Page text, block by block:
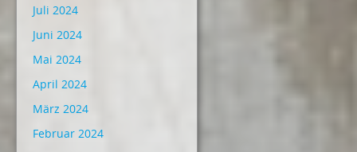
Juli 2024
Juni 2024
Mai 2024
April 2024
März 2024
Februar 2024